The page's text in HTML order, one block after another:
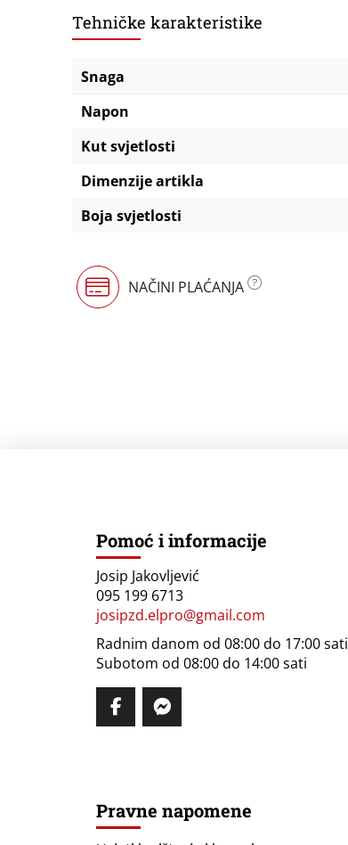
Tehničke karakteristike
Snaga
Napon
Kut svjetlosti
Dimenzije artikla
Boja svjetlosti
NAČINI PLAĆANJA
Pomoć i informacije
Josip Jakovljević
095 199 6713
josipzd.elpro@gmail.com
Radnim danom od 08:00 do 17:00 sati
Subotom od 08:00 do 14:00 sati
Pravne napomene